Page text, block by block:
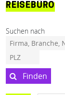
REISEBÜRO
Suchen nach
Finden